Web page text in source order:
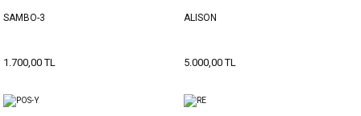
SAMBO-3
1.700,00 TL
ALISON
5.000,00 TL